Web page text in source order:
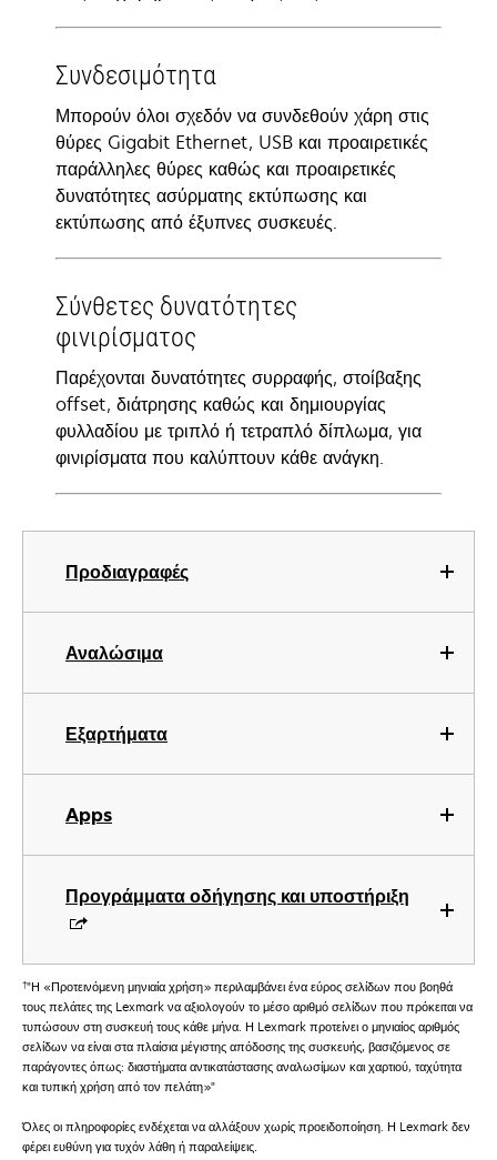
Προδιαγραφές
Αναλώσιμα
Εξαρτήματα
Apps
Προγράμματα οδήγησης και υποστήριξη
Συνδεσιμότητα
Μπορούν όλοι σχεδόν να συνδεθούν χάρη στις
θύρες Gigabit Ethernet, USB και προαιρετικές
παράλληλες θύρες καθώς και προαιρετικές
δυνατότητες ασύρματης εκτύπωσης και
εκτύπωσης από έξυπνες συσκευές.
Σύνθετες δυνατότητες
φινιρίσματος
Παρέχονται δυνατότητες συρραφής, στοίβαξης
offset, διάτρησης καθώς και δημιουργίας
φυλλαδίου με τριπλό ή τετραπλό δίπλωμα, για
φινιρίσματα που καλύπτουν κάθε ανάγκη.
†"Η «Προτεινόμενη μηνιαία χρήση» περιλαμβάνει ένα εύρος σελίδων που βοηθά
τους πελάτες της Lexmark να αξιολογούν το μέσο αριθμό σελίδων που πρόκειται να
τυπώσουν στη συσκευή τους κάθε μήνα. Η Lexmark προτείνει ο μηνιαίος αριθμός
σελίδων να είναι στα πλαίσια μέγιστης απόδοσης της συσκευής, βασιζόμενος σε
παράγοντες όπως: διαστήματα αντικατάστασης αναλωσίμων και χαρτιού, ταχύτητα
και τυπική χρήση από τον πελάτη»"
Όλες οι πληροφορίες ενδέχεται να αλλάξουν χωρίς προειδοποίηση. Η Lexmark δεν
φέρει ευθύνη για τυχόν λάθη ή παραλείψεις.